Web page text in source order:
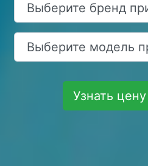
Узнать